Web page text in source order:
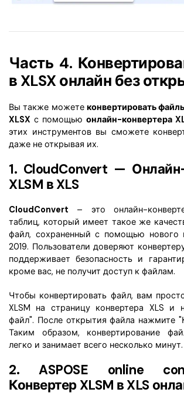
Часть 4.
в XLSX онлайн без
Вы также можете конвертировать
XLSX с помощью онлайн-конвертера
этих инструментов вы сможете
даже не открывая их.
1. CloudConvert —
XLSM в XLS
CloudConvert – это онлайн-
таблиц, который имеет такое же
файл, сохраненный с помощью нового
2019. Пользователи доверяют
поддерживает безопасность и
кроме вас, не получит доступ к файлам.
Чтобы конвертировать файл, вам
XLSM на страницу конвертера XLS и
файл". После открытия файла нажмите
Таким образом, конвертирование
легко и занимает всего несколько минут.
2. ASPOSE online
Конвертер XLSM в XLS